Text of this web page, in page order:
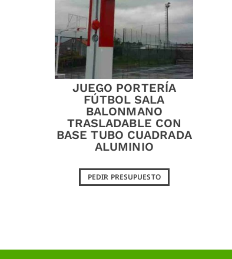
JUEGO PORTERÍA
FÚTBOL SALA
BALONMANO
TRASLADABLE CON
BASE TUBO CUADRADA
ALUMINIO
PEDIR PRESUPUESTO